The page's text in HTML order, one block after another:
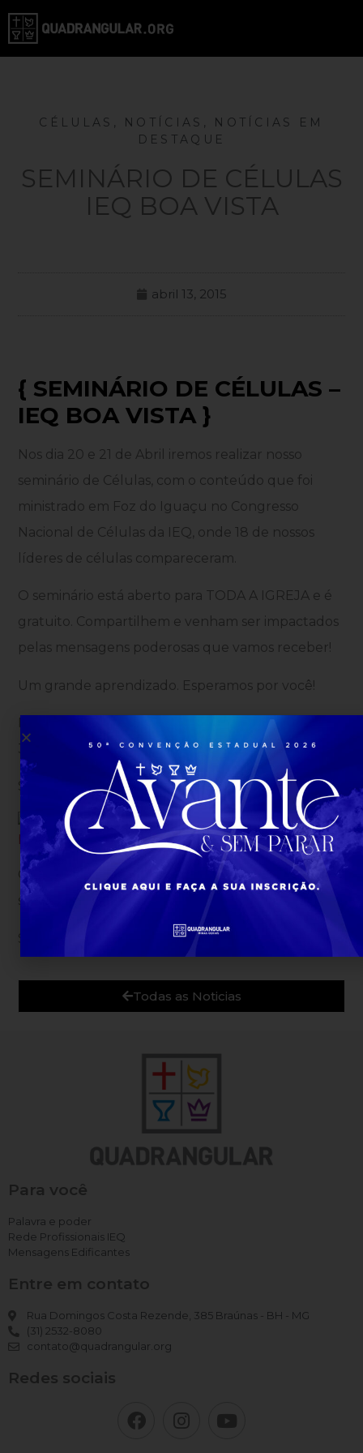
CÉLULAS , NOTÍCIAS , NOTÍCIAS EM
DESTAQUE
SEMINÁRIO DE CÉLULAS
IEQ BOA VISTA
abril 13, 2015
{ SEMINÁRIO DE CÉLULAS –
IEQ BOA VISTA }
Nos dia 20 e 21 de Abril iremos realizar nosso
seminário de Células, com o conteúdo que foi
ministrado em Foz do Iguaçu no Congresso
Nacional de Células da IEQ, onde 18 de nossos
líderes de células compareceram.
O seminário está aberto para TODA A IGREJA e é
gratuito. Compartilhem e venham ser impactados
pelas mensagens poderosas que vamos receber!
Um grande aprendizado. Esperamos por você!
Para mais informações ligue: 31. 3488-3836 / 31.
3485-0228
Segue abaixo a programação:
Células não são números, são vidas que custaram
sangue real!
Somos Igreja, Somos Célula!
Todas as Noticias
Para você
Palavra e poder
Rede Profissionais IEQ
Mensagens Edificantes
Entre em contato
Rua Domingos Costa Rezende, 385 Braúnas - BH - MG
(31) 2532-8080
contato@quadrangular.org
Redes sociais